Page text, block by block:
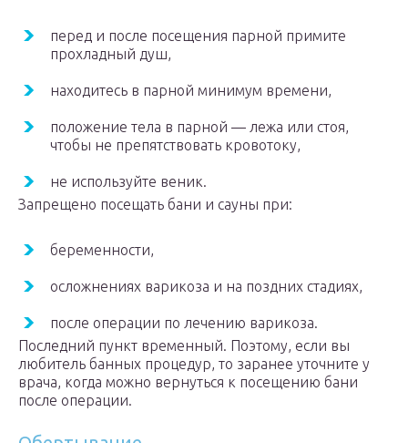
перед и после посещения парной примите
прохладный душ,
находитесь в парной минимум времени,
положение тела в парной — лежа или стоя,
чтобы не препятствовать кровотоку,
не используйте веник.
Запрещено посещать бани и сауны при:
беременности,
осложнениях варикоза и на поздних стадиях,
после операции по лечению варикоза.
Последний пункт временный. Поэтому, если вы
любитель банных процедур, то заранее уточните у
врача, когда можно вернуться к посещению бани
после операции.